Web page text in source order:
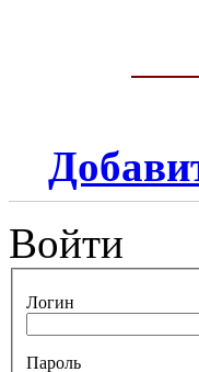
Войти
Логин
Пароль